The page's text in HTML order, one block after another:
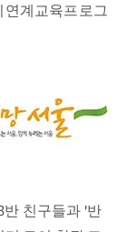
연계교육프로그
반 친구들과 '반